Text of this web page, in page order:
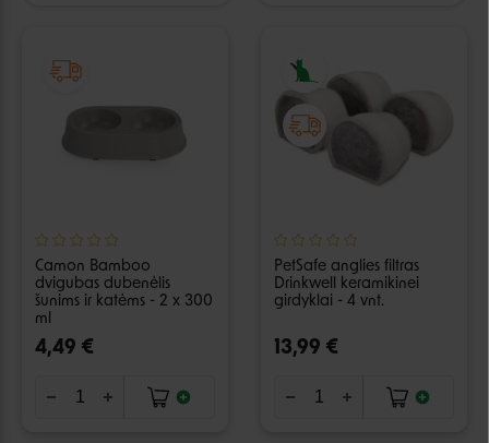
Camon Bamboo
dvigubas dubenėlis
šunims ir katėms - 2 x 300
ml
4,49 €
PetSafe anglies filtras
Drinkwell keramikinei
girdyklai - 4 vnt.
13,99 €